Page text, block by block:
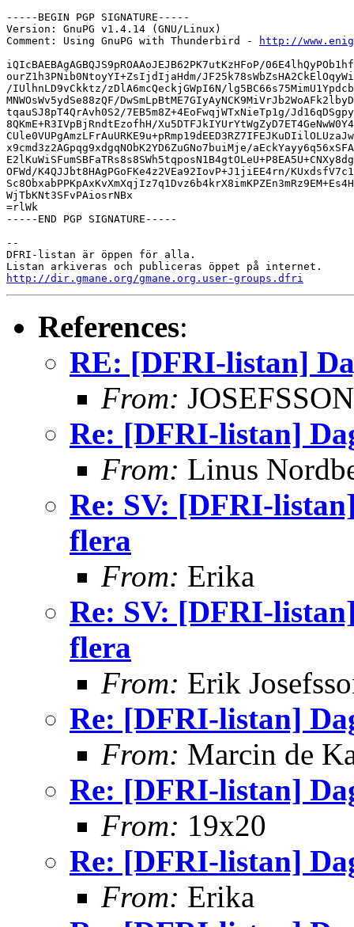
-----BEGIN PGP SIGNATURE-----
Version: GnuPG v1.4.14 (GNU/Linux)
Comment: Using GnuPG with Thunderbird -
http://
iQIcBAEBAgAGBQJS9pROAAoJEJB62PK7utKzHFoP/
ourZ1h3PNib0NtoyYI+ZsIjdIjaHdm/
/IUlhnLD9vCkktz/zDlA6mcQeckjGWpI6N/
MNWOsWv5ydSe88zQF/
tqauSJ8pT4QrAvh0S2/7EB5m8Z+4EoFwqjWTxNieTp1g/
8QKmE+R3IVpBjRndtEzofhH/
x9cmd3z2AGpqg9xdgqNObK2YD6ZuGNo7buiMje/
OFWd/K4QJJbt8HAgPGoFKe4z2VEa92IovP+J1jiEE4rn/
WjTbKNt3SFvPAiosrNBx
=rlWk
-----END PGP SIGNATURE-----
--
DFRI-listan är öppen för alla.
http://dir.gmane.org/gmane.org.user-groups.dfri
References:
RE: [DFRI-listan]
From:
Re: [DFRI-listan]
From: Linus
Re: SV: [DFRI-
flera
From: Erika
Re: SV: [DFRI-
flera
From: Erik
Re: [DFRI-listan]
From: Marcin de
Re: [DFRI-listan]
From: 19x20
Re: [DFRI-listan]
From: Erika